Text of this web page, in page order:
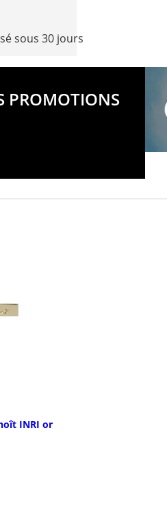
sous 30 jours
PROMOTIONS
INRI or